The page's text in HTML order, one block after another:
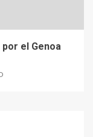
por el Genoa